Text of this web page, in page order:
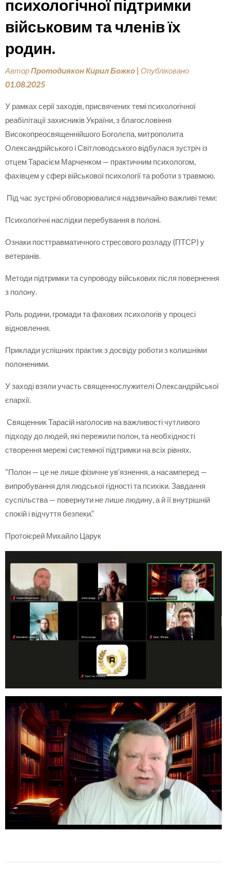
психологічної підтримки
військовим та членів їх
родин.
АвторПротодиякон Кирил Божко | Опубліковано
01.08.2025
У рамках серії заходів, присвячених темі психологічної
реабілітації захисників України, з благословіння
Високопреосвященнійшого Боголєпа, митрополита
Олександрійського і Світловодського відбулася зустріч із
отцем Тарасієм Марченком — практичним психологом,
фахівцем у сфері військової психології та роботи з травмою.
Під час зустрічі обговорювалися надзвичайно важливі теми:
Психологічні наслідки перебування в полоні.
Ознаки посттравматичного стресового розладу (ПТСР) у
ветеранів.
Методи підтримки та супроводу військових після повернення
з полону.
Роль родини, громади та фахових психологів у процесі
відновлення.
Приклади успішних практик з досвіду роботи з колишніми
полоненими.
У заході взяли участь священнослужителі Олександрійської
єпархії.
Священник Тарасій наголосив на важливості чутливого
підходу до людей, які пережили полон, та необхідності
створення мережі системної підтримки на всіх рівнях.
“Полон — це не лише фізичне ув’язнення, а насамперед —
випробування для людської гідності та психіки. Завдання
суспільства — повернути не лише людину, а й її внутрішній
спокій і відчуття безпеки.”
Протоієрей Михайло Царук